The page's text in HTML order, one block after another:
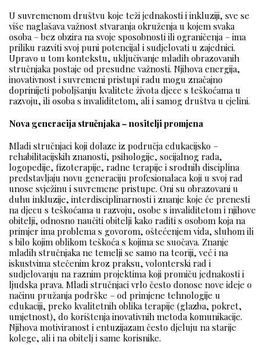
U suvremenom društvu koje teži jednakosti i inkluziji, sve se
više naglašava važnost stvaranja okruženja u kojem svaka
osoba – bez obzira na svoje sposobnosti ili ograničenja – ima
priliku razviti svoj puni potencijal i sudjelovati u zajednici.
Upravo u tom kontekstu, uključivanje mladih obrazovanih
stručnjaka postaje od presudne važnosti. Njihova energija,
inovativnost i suvremeni pristupi radu mogu značajno
doprinijeti poboljšanju kvalitete života djece s teškoćama u
razvoju, ili osoba s invaliditetom, ali i samog društva u cjelini.
Nova generacija stručnjaka – nositelji promjena
Mladi stručnjaci koji dolaze iz područja edukacijsko –
rehabilitacijskih znanosti, psihologije, socijalnog rada,
logopedije, fizoterapije, radne terapije i srodnih disciplina
predstavljaju novu generaciju profesionalaca koji u svoj rad
unose svježinu i suvremene pristupe. Oni su obrazovani u
duhu inkluzije, interdisciplinarnosti i znanje koje će prenesti
na djecu s teškoćama u razvoju, osobe s invaliditetom i njihove
obitelji, odnosno naučiti obitelji kako raditi s osobom koja na
primjer ima problema s govorom, oštećenjem vida, sluhom ili
s bilo kojim oblikom teškoća s kojima se suočava. Znanje
mladih stručnjaka ne temelji se samo na teoriji, već i na
iskustvima stečenim kroz praksu, volonterski rad i
sudjelovanju na raznim projektima koji promiču jednakosti i
ljudska prava. Mladi stručnjaci vrlo često donose nove ideje o
načinu pružanja podrške – od primjene tehnologije u
edukaciji, preko kvalitetnih oblika terapije (glazba, pokret,
umjetnost), do korištenja inovativnih metoda komunikacije.
Njihova motiviranost i entuzijazam često djeluju na starije
kolege, ali i na obitelj i same korisnike.